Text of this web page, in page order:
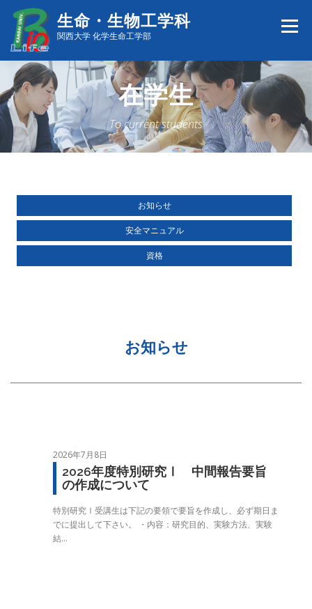
ツ
ス
キ
ッ
生命・生物工学科
関西大学 化学生命工学部
メニュー
学科紹介 カリキュラム 教員・研究室 就職・進路
取得できる資格 学生の声 進学希望の方へ 在学生
在学生
To current students
お知らせ
安全マニュアル
資格
お知らせ
2026年7月8日
2026年度特別研究Ⅰ 中間報告要旨
の作成について
特別研究Ⅰ受講生は下記の要領で要旨を作成し、必ず期日ま
でに提出して下さい。 ・内容：研究目的、実験方法、実験
結…